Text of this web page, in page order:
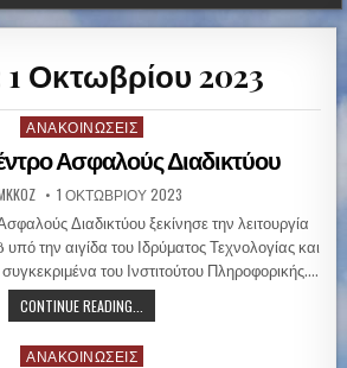
Οκτωβρίου 2023
P
s
t
e
d
i
n
ΑΝΑΚΟΙΝΏΣΕΙΣ
Ασφαλούς Διαδικτύου
1 ΟΚΤΩΒΡΊΟΥ 2023
Διαδικτύου ξεκίνησε την λειτουργία
υπό την αιγίδα του Ιδρύματος Τεχνολογίας και
του Ινστιτούτου Πληροφορικής….
CONTINUE READING...
PΑΝΑΚΟΙΝΏΣΕΙΣ